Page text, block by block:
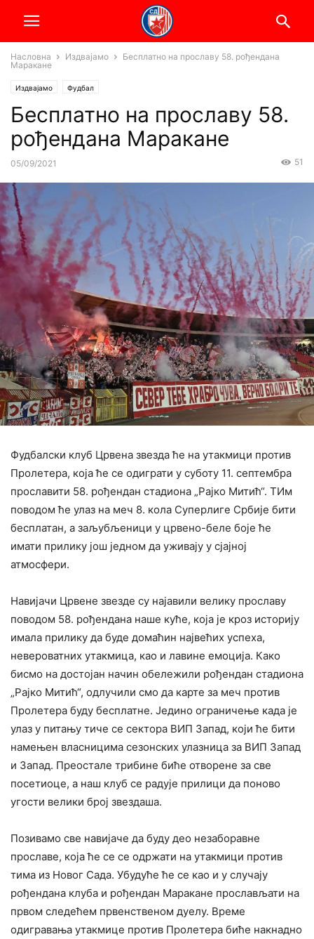
Насловна Издвајамо
Бесплатно на прославу 58. рођендана
Маракане
Издвајамо Фудбал
Бесплатно на прославу 58.
рођендана Маракане
05/09/2021 51
Фудбалски клуб Црвена звезда ће на утакмици против
Пролетера, која ће се одиграти у суботу 11. септембра
прославити 58. рођендан стадиона „Рајко Митић“. ТИм
поводом ће улаз на меч 8. кола Суперлиге Србије бити
бесплатан, а заљубљеници у црвено-беле боје ће
имати прилику још једном да уживају у сјајној
атмосфери.
Навијачи Црвене звезде су најавили велику прославу
поводом 58. рођендана наше куће, која је кроз историју
имала прилику да буде домаћин највећих успеха,
невероватних утакмица, као и лавине емоција. Како
бисмо на достојан начин обележили рођендан стадиона
„Рајко Митић“, одлучили смо да карте за меч против
Пролетера буду бесплатне. Једино ограничење када је
улаз у питању тиче се сектора ВИП Запад, који ће бити
намењен власницима сезонских улазница за ВИП Запад
и Запад. Преостале трибине биће отворене за све
посетиоце, а наш клуб се радује прилици да поново
угости велики број звездаша.
Позивамо све навијаче да буду део незаборавне
прославе, која ће се се одржати на утакмици против
тима из Новог Сада. Убудуће ће се као и у случају
рођендана клуба и рођендан Маракане прослављати на
првом следећем првенственом дуелу. Време
одигравања утакмице против Пролетера биће накнадно